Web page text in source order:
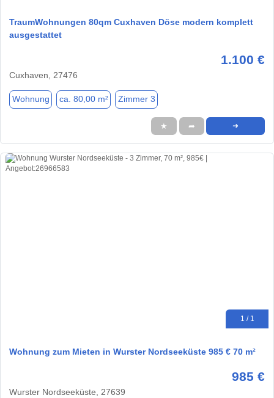
TraumWohnungen 80qm Cuxhaven Döse modern komplett
ausgestattet
1.100 €
Cuxhaven, 27476
Wohnung ca. 80,00 m² Zimmer 3
★ ➦ ➜
1 / 1
Wohnung zum Mieten in Wurster Nordseeküste 985 € 70 m²
985 €
Wurster Nordseeküste, 27639